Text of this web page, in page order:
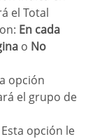
el Total
En cada
o No
opción
el grupo de
Esta opción le